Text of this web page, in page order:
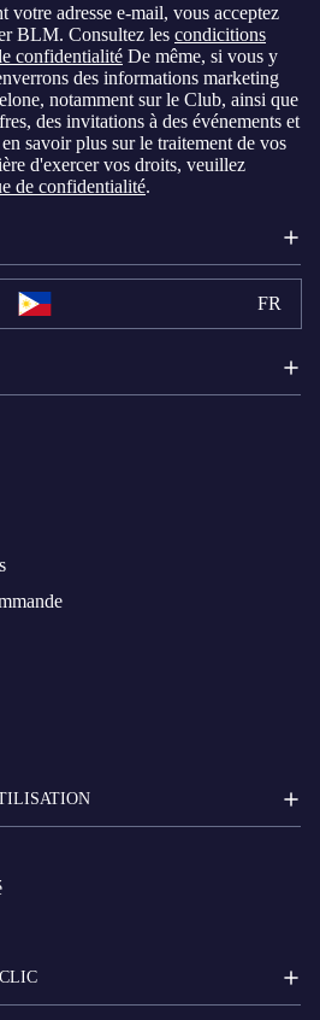
votre adresse e-mail, vous acceptez
BLM. Consultez les condicitions
confidentialité De même, si vous y
des informations marketing
notamment sur le Club, ainsi que
des invitations à des événements et
savoir plus sur le traitement de vos
d'exercer vos droits, veuillez
de confidentialité.
FR